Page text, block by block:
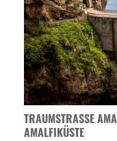
TRAUMSTRASSE
MALFIKÜSTE